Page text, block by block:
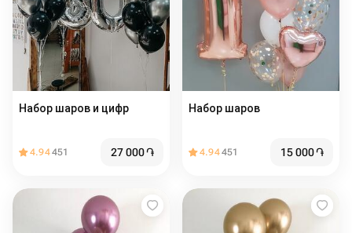
Набор шаров и цифр
4.94451 27 000֏
Набор шаров
4.94451 15 000֏